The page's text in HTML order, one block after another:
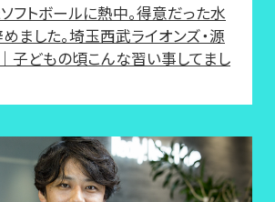
フトボールに熱中。得意だった水
ました。埼玉西武ライオンズ・源
子どもの頃こんな習い事してまし